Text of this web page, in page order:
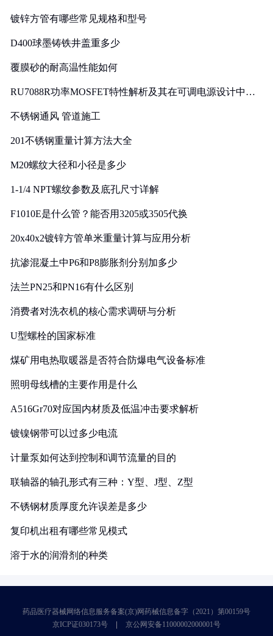
镀锌方管有哪些常见规格和型号
D400球墨铸铁井盖重多少
覆膜砂的耐高温性能如何
RU7088R功率MOSFET特性解析及其在可调电源设计中的
不锈钢通风 管道施工
201不锈钢重量计算方法大全
M20螺纹大径和小径是多少
1-1/4 NPT螺纹参数及底孔尺寸详解
F1010E是什么管？能否用3205或3505代换
20x40x2镀锌方管单米重量计算与应用分析
抗渗混凝土中P6和P8膨胀剂分别加多少
法兰PN25和PN16有什么区别
消费者对洗衣机的核心需求调研与分析
U型螺栓的国家标准
煤矿用电热取暖器是否符合防爆电气设备标准
照明母线槽的主要作用是什么
A516Gr70对应国内材质及低温冲击要求解析
镀镍钢带可以过多少电流
计量泵如何达到控制和调节流量的目的
联轴器的轴孔形式有三种：Y型、J型、Z型
不锈钢材质厚度允许误差是多少
复印机出租有哪些常见模式
溶于水的润滑剂的种类
药品医疗器械网络信息服务备案(京)网药械信息备字（2021）第00159号
京ICP证030173号
京公网安备11000002000001号